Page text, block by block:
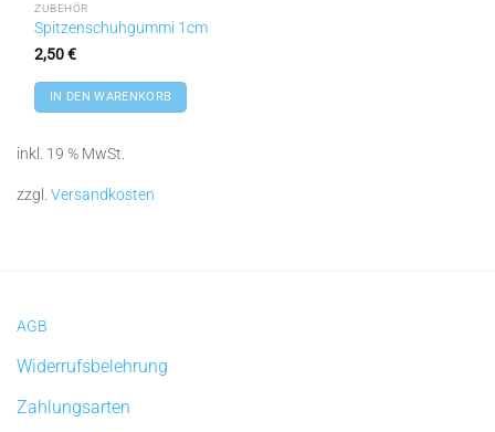
ZUBEHÖR
Spitzenschuhgummi 1cm
2,50€
IN DEN WARENKORB
inkl. 19 % MwSt.
zzgl. Versandkosten
AGB
Widerrufsbelehrung
Zahlungsarten